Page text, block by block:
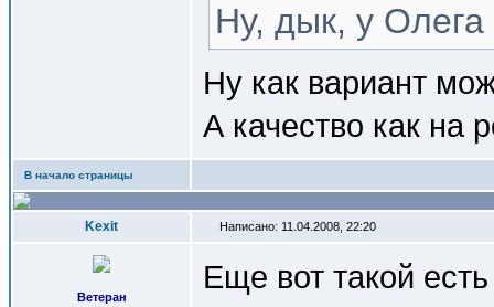
Ну, дык, у Олега
Ну как вариант
А качество как на
В начало страницы
Kexit Написано: 11.04.2008, 22:20
Ветеран
Еще вот такой